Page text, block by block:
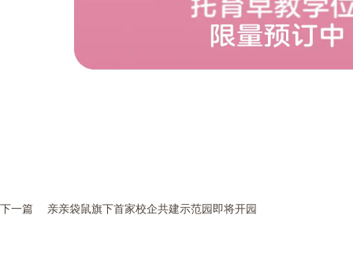
下一篇 亲亲袋鼠旗下首家校企共建示范园即将开园